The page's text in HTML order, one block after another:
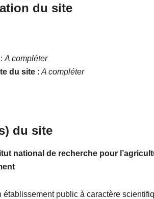
du site
A compléter
du site :A compléter
du site
national de recherche pour
établissement public à caractère